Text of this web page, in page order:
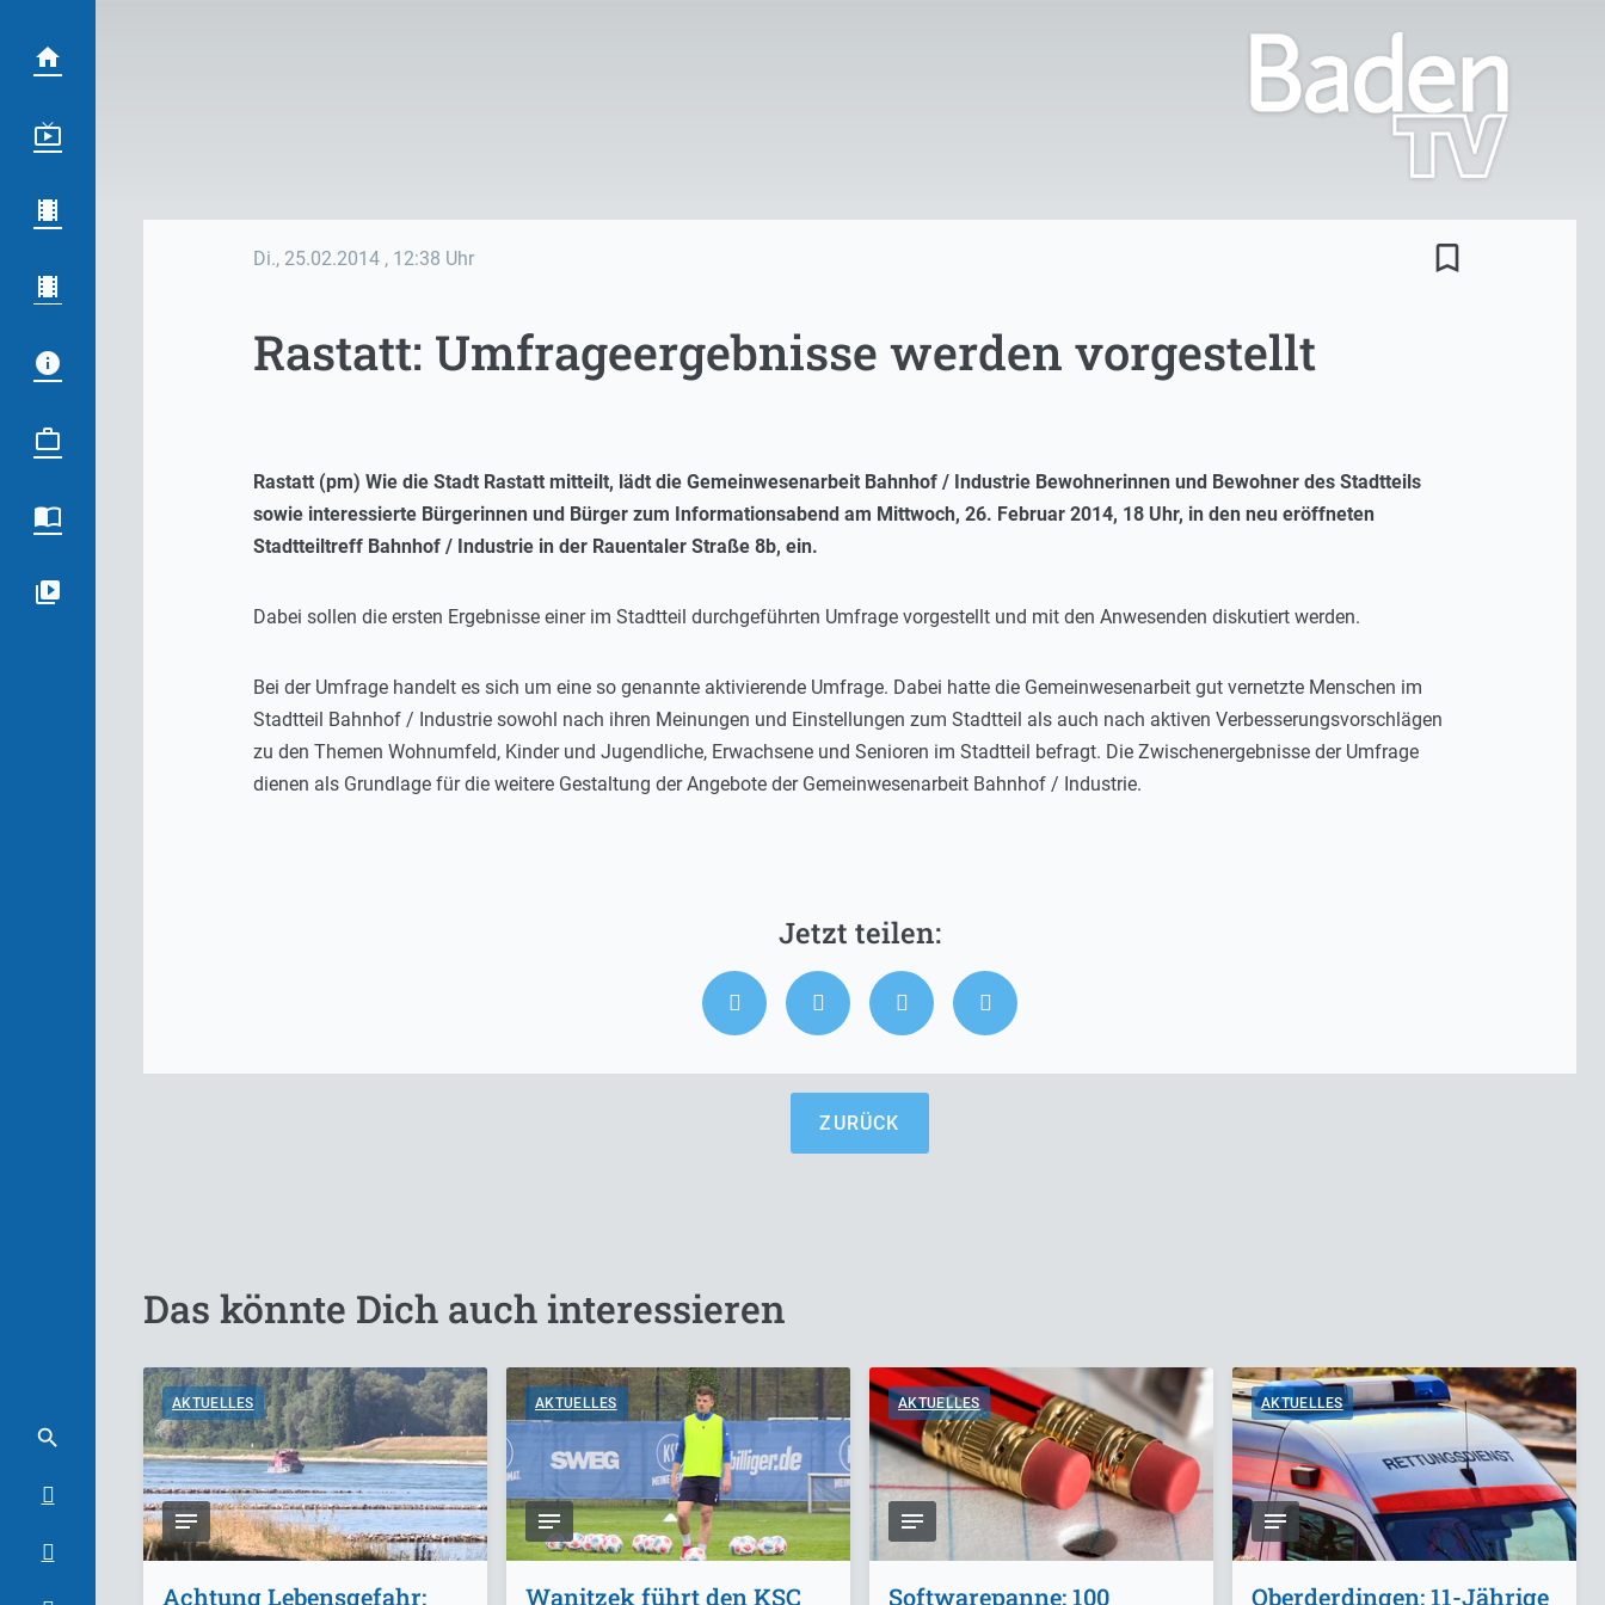
Di., 25.02.2014 , 12:38 Uhr bookmark_border
Rastatt: Umfrageergebnisse werden vorgestellt
Rastatt (pm) Wie die Stadt Rastatt mitteilt, lädt die Gemeinwesenarbeit Bahnhof / Industrie Bewohnerinnen und Bewohner des Stadtteils
sowie interessierte Bürgerinnen und Bürger zum Informationsabend am Mittwoch, 26. Februar 2014, 18 Uhr, in den neu eröffneten
Stadtteiltreff Bahnhof / Industrie in der Rauentaler Straße 8b, ein.
Dabei sollen die ersten Ergebnisse einer im Stadtteil durchgeführten Umfrage vorgestellt und mit den Anwesenden diskutiert werden.
Bei der Umfrage handelt es sich um eine so genannte aktivierende Umfrage. Dabei hatte die Gemeinwesenarbeit gut vernetzte Menschen im
Stadtteil Bahnhof / Industrie sowohl nach ihren Meinungen und Einstellungen zum Stadtteil als auch nach aktiven Verbesserungsvorschlägen
zu den Themen Wohnumfeld, Kinder und Jugendliche, Erwachsene und Senioren im Stadtteil befragt. Die Zwischenergebnisse der Umfrage
dienen als Grundlage für die weitere Gestaltung der Angebote der Gemeinwesenarbeit Bahnhof / Industrie.
ZURÜCK
Das könnte Dich auch interessieren
AKTUELLES
Achtung Lebensgefahr:
AKTUELLES
Wanitzek führt den KSC
AKTUELLES
Softwarepanne: 100
AKTUELLES
Oberderdingen: 11-Jährige